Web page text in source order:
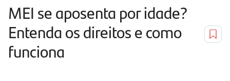
MEI se aposenta por idade?
Entenda os direitos e como
funciona